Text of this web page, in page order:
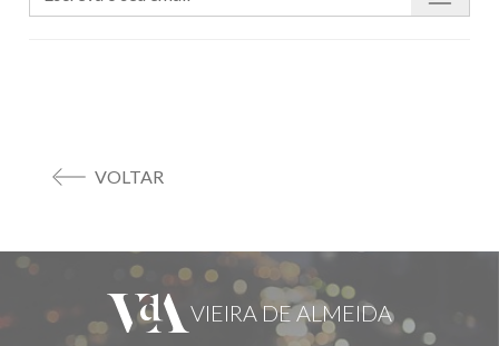
VOLTAR